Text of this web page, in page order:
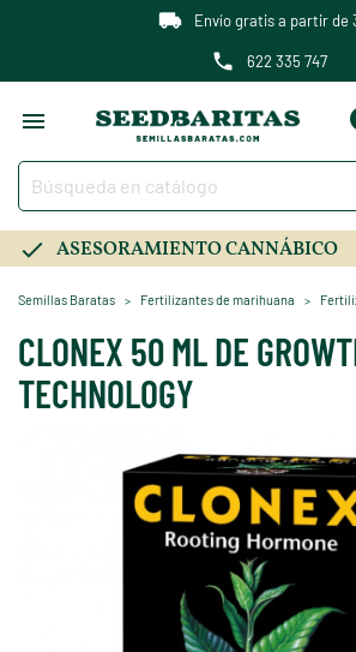
Envío gratis a partir de
622 335 747

ASESORAMIENTO CANNÁBICO
Semillas Baratas Fertilizantes de marihuana
CLONEX 50 ML DE
TECHNOLOGY